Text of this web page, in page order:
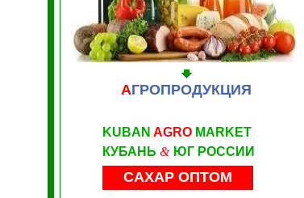
АГРОПРОДУКЦИЯ
KUBAN AGRO MARKET
КУБАНЬ & ЮГ РОССИИ
САХАР ОПТОМ